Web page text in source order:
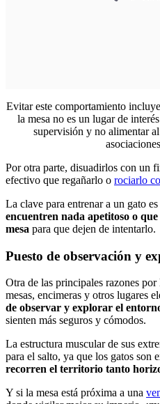
Evitar este comportamiento
la mesa no es un lugar de
supervisión y no alimentar
Por otra parte, disuadirlos con un
efectivo que regañarlo o rociarlo
La clave para entrenar a un gato
encuentren nada apetitoso o
mesa para que dejen de intentarlo.
Puesto de observación y
Otra de las principales razones por
mesas, encimeras y otros lugares
de observar y explorar el
sienten más seguros y cómodos.
La estructura muscular de sus
para el salto, ya que los gatos son
recorren el territorio tanto
Y si la mesa está próxima a una